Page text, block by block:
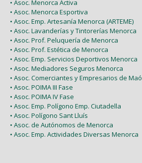
• Asoc. Menorca Activa
• Asoc. Menorca Esportiva
• Asoc. Emp. Artesanía Menorca (ARTEME)
• Asoc. Lavanderías y Tintorerías Menorca
• Asoc. Prof. Peluquería de Menorca
• Asoc. Prof. Estética de Menorca
• Asoc. Emp. Servicios Deportivos Menorca
• Asoc. Mediadores Seguros Menorca
• Asoc. Comerciantes y Empresarios de Maó
• Asoc. POIMA III Fase
• Asoc. POIMA IV Fase
• Asoc. Emp. Polígono Emp. Ciutadella
• Asoc. Polígono Sant Lluís
• Asoc. de Autónomos de Menorca
• Asoc. Emp. Actividades Diversas Menorca